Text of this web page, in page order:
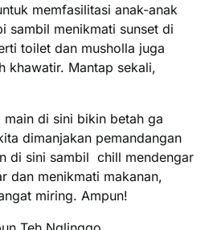
memfasilitasi anak-anak
sambil menikmati sunset di
toilet dan musholla juga
khawatir. Mantap sekali,
main di sini bikin betah ga
dimanjakan pemandangan
di sini sambil chill mendengar
dan menikmati makanan,
miring. Ampun!